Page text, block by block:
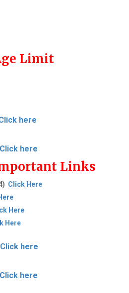
Limit
here
here
Links
Click Here
Here
Here
here
here